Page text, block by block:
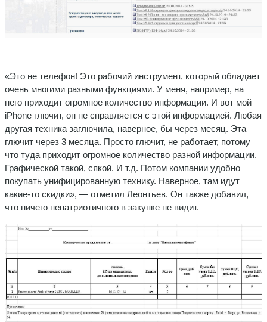
«Это не телефон! Это рабочий инструмент, который обладает
очень многими разными функциями. У меня, например, на
него приходит огромное количество информации. И вот мой
iPhone глючит, он не справляется с этой информацией. Любая
другая техника заглючила, наверное, бы через месяц. Эта
глючит через 3 месяца. Просто глючит, не работает, потому
что туда приходит огромное количество разной информации.
Графической такой, сякой. И т.д. Потом компании удобно
покупать унифицированную технику. Наверное, там идут
какие-то скидки», — отметил Леонтьев. Он также добавил,
что ничего непатриотичного в закупке не видит.